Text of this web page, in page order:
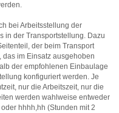
bei Arbeitsstellung der
in der Transportstellung. Dazu
der beim Transport
im Einsatz ausgehoben
der empfohlenen Einbaulage
konfiguriert werden. Je
nur die Arbeitszeit, nur die
werden wahlweise entweder
hhhh,hh (Stunden mit 2